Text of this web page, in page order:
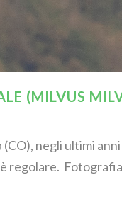
(MILVUS
(CO), negli ultimi
regolare.